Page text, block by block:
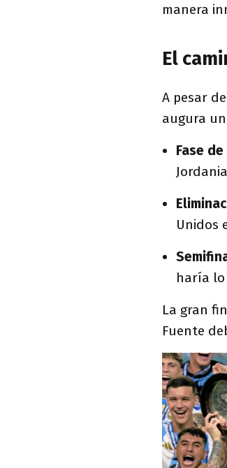
manera
El
A pesar
augura
Fase
Unidos
haría lo
La gran
Fuente